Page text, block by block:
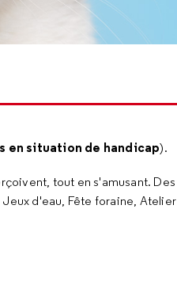
en situation de handicap).
tout en s'amusant. Des
Jeux d'eau, Fête foraine, Atelier